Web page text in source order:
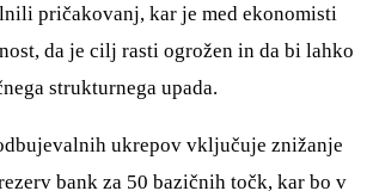
pričakovanj, kar je med ekonomisti
da je cilj rasti ogrožen in da bi lahko
strukturnega upada.
ukrepov vključuje znižanje
bank za 50 bazičnih točk, kar bo v